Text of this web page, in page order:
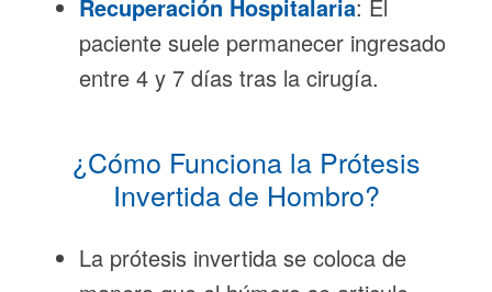
Recuperación Hospitalaria: El
paciente suele permanecer ingresado
entre 4 y 7 días tras la cirugía.
¿Cómo Funciona la Prótesis
Invertida de Hombro?
La prótesis invertida se coloca de